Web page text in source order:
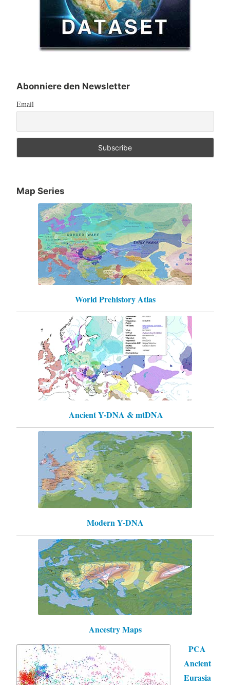
Abonniere den Newsletter
Email
Map Series
World Prehistory Atlas
Ancient Y-DNA & mtDNA
Modern Y-DNA
Ancestry Maps
PCA
Ancient
Eurasia